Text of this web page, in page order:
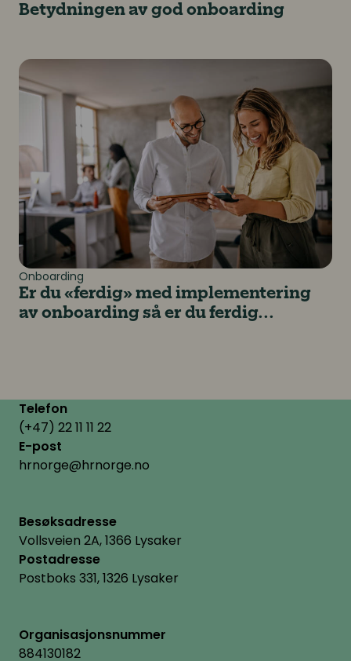
Betydningen av god onboarding
Onboarding
Er du «ferdig» med implementering
av onboarding så er du ferdig...
Er du «ferdig» med implementering av onboarding så
Telefon
(+47) 22 11 11 22
E-post
hrnorge@hrnorge.no
Besøksadresse
Vollsveien 2A, 1366 Lysaker
Postadresse
Postboks 331, 1326 Lysaker
Organisasjonsnummer
884130182